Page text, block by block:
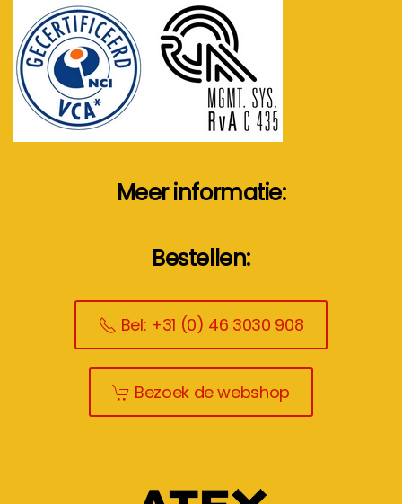
Meer informatie:
Bestellen:
Bel: +31 (0) 46 3030 908
Bezoek de webshop